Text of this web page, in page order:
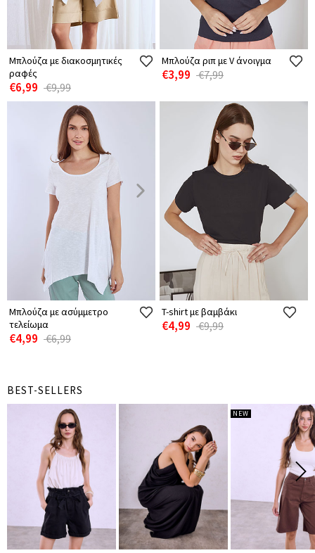
Μπλούζα με διακοσμητικές
ραφές
€6,99 €9,99
Μπλούζα ριπ με V άνοιγμα
€3,99 €7,99
Μπλούζα με ασύμμετρο
τελείωμα
€4,99 €6,99
T-shirt με βαμβάκι
€4,99 €9,99
BEST-SELLERS
NEW